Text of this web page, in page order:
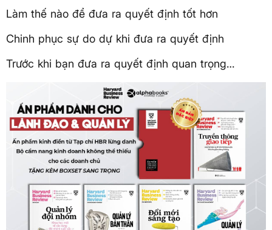
Làm thế nào để đưa ra quyết định tốt hơn
Chinh phục sự do dự khi đưa ra quyết định
Trước khi bạn đưa ra quyết định quan trọng…